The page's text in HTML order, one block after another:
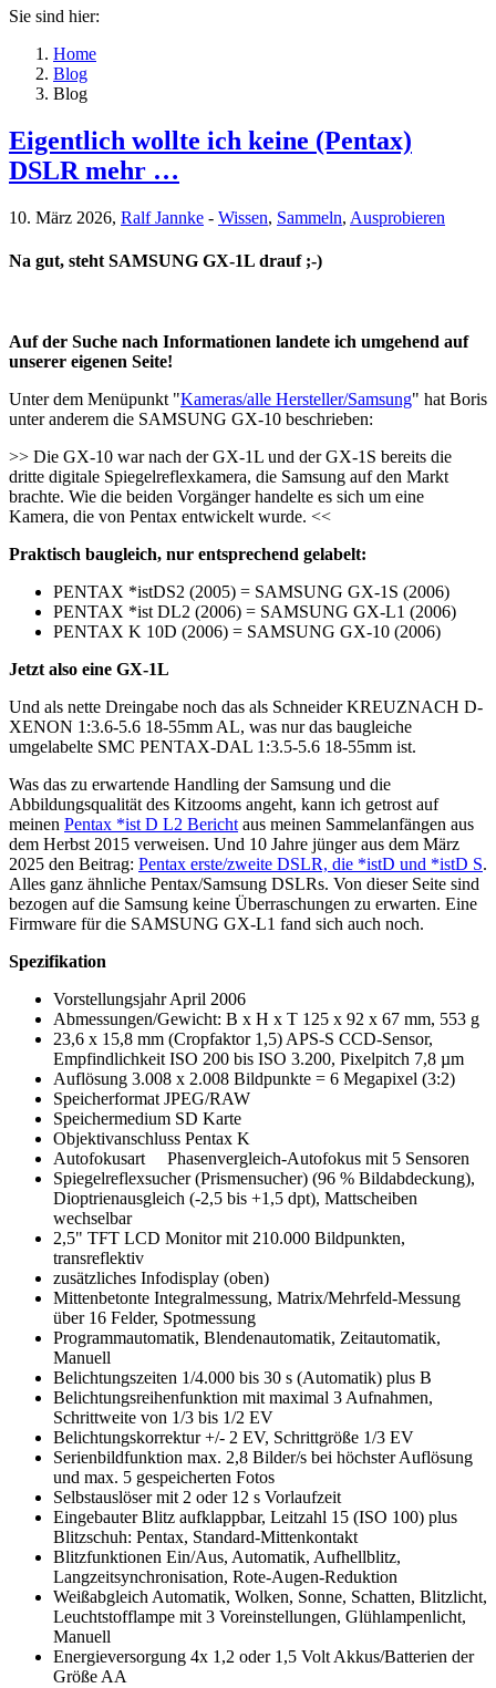
Sie sind hier:
Home
Blog
Blog
Eigentlich wollte ich keine (Pentax)
DSLR mehr …
10. März 2026, Ralf Jannke - Wissen, Sammeln, Ausprobieren
Na gut, steht SAMSUNG GX-1L drauf ;-)
Auf der Suche nach Informationen landete ich umgehend auf
unserer eigenen Seite!
Unter dem Menüpunkt "Kameras/alle Hersteller/Samsung" hat Boris
unter anderem die SAMSUNG GX-10 beschrieben:
>> Die GX-10 war nach der GX-1L und der GX-1S bereits die
dritte digitale Spiegelreflexkamera, die Samsung auf den Markt
brachte. Wie die beiden Vorgänger handelte es sich um eine
Kamera, die von Pentax entwickelt wurde. <<
Praktisch baugleich, nur entsprechend gelabelt:
PENTAX *istDS2 (2005) = SAMSUNG GX-1S (2006)
PENTAX *ist DL2 (2006) = SAMSUNG GX-L1 (2006)
PENTAX K 10D (2006) = SAMSUNG GX-10 (2006)
Jetzt also eine GX-1L
Und als nette Dreingabe noch das als Schneider KREUZNACH D-
XENON 1:3.6-5.6 18-55mm AL, was nur das baugleiche
umgelabelte SMC PENTAX-DAL 1:3.5-5.6 18-55mm ist.
Was das zu erwartende Handling der Samsung und die
Abbildungsqualität des Kitzooms angeht, kann ich getrost auf
meinen Pentax *ist D L2 Bericht aus meinen Sammelanfängen aus
dem Herbst 2015 verweisen. Und 10 Jahre jünger aus dem März
2025 den Beitrag: Pentax erste/zweite DSLR, die *istD und *istD S.
Alles ganz ähnliche Pentax/Samsung DSLRs. Von dieser Seite sind
bezogen auf die Samsung keine Überraschungen zu erwarten. Eine
Firmware für die SAMSUNG GX-L1 fand sich auch noch.
Spezifikation
Vorstellungsjahr April 2006
Abmessungen/Gewicht: B x H x T 125 x 92 x 67 mm, 553 g
23,6 x 15,8 mm (Cropfaktor 1,5) APS-S CCD-Sensor,
Empfindlichkeit ISO 200 bis ISO 3.200, Pixelpitch 7,8 µm
Auflösung 3.008 x 2.008 Bildpunkte = 6 Megapixel (3:2)
Speicherformat JPEG/RAW
Speichermedium SD Karte
Objektivanschluss Pentax K
Autofokusart Phasenvergleich-Autofokus mit 5 Sensoren
Spiegelreflexsucher (Prismensucher) (96 % Bildabdeckung),
Dioptrienausgleich (-2,5 bis +1,5 dpt), Mattscheiben
wechselbar
2,5" TFT LCD Monitor mit 210.000 Bildpunkten,
transreflektiv
zusätzliches Infodisplay (oben)
Mittenbetonte Integralmessung, Matrix/Mehrfeld-Messung
über 16 Felder, Spotmessung
Programmautomatik, Blendenautomatik, Zeitautomatik,
Manuell
Belichtungszeiten 1/4.000 bis 30 s (Automatik) plus B
Belichtungsreihenfunktion mit maximal 3 Aufnahmen,
Schrittweite von 1/3 bis 1/2 EV
Belichtungskorrektur +/- 2 EV, Schrittgröße 1/3 EV
Serienbildfunktion max. 2,8 Bilder/s bei höchster Auflösung
und max. 5 gespeicherten Fotos
Selbstauslöser mit 2 oder 12 s Vorlaufzeit
Eingebauter Blitz aufklappbar, Leitzahl 15 (ISO 100) plus
Blitzschuh: Pentax, Standard-Mittenkontakt
Blitzfunktionen Ein/Aus, Automatik, Aufhellblitz,
Langzeitsynchronisation, Rote-Augen-Reduktion
Weißabgleich Automatik, Wolken, Sonne, Schatten, Blitzlicht,
Leuchtstofflampe mit 3 Voreinstellungen, Glühlampenlicht,
Manuell
Energieversorgung 4x 1,2 oder 1,5 Volt Akkus/Batterien der
Größe AA